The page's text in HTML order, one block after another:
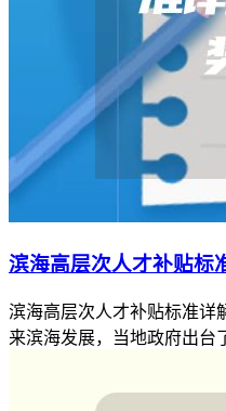
滨海高层次人才补贴标
滨海高层次人才补贴标准详
来滨海发展，当地政府出台